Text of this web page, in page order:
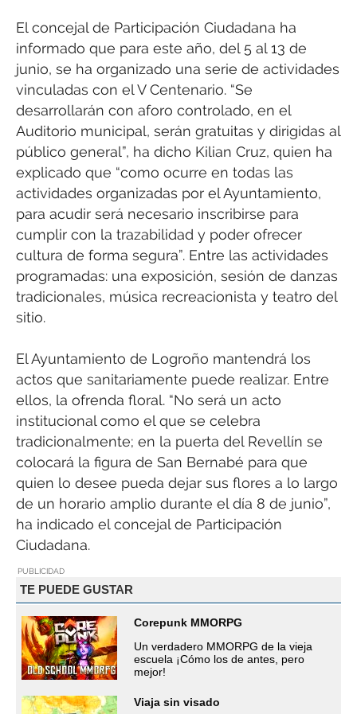
El concejal de Participación Ciudadana ha
informado que para este año, del 5 al 13 de
junio, se ha organizado una serie de actividades
vinculadas con el V Centenario. “Se
desarrollarán con aforo controlado, en el
Auditorio municipal, serán gratuitas y dirigidas al
público general”, ha dicho Kilian Cruz, quien ha
explicado que “como ocurre en todas las
actividades organizadas por el Ayuntamiento,
para acudir será necesario inscribirse para
cumplir con la trazabilidad y poder ofrecer
cultura de forma segura”. Entre las actividades
programadas: una exposición, sesión de danzas
tradicionales, música recreacionista y teatro del
sitio.
El Ayuntamiento de Logroño mantendrá los
actos que sanitariamente puede realizar. Entre
ellos, la ofrenda floral. “No será un acto
institucional como el que se celebra
tradicionalmente; en la puerta del Revellín se
colocará la figura de San Bernabé para que
quien lo desee pueda dejar sus flores a lo largo
de un horario amplio durante el día 8 de junio”,
ha indicado el concejal de Participación
Ciudadana.
PUBLICIDAD
TE PUEDE GUSTAR
Corepunk MMORPG
Un verdadero MMORPG de la vieja
escuela ¡Cómo los de antes, pero
mejor!
Viaja sin visado